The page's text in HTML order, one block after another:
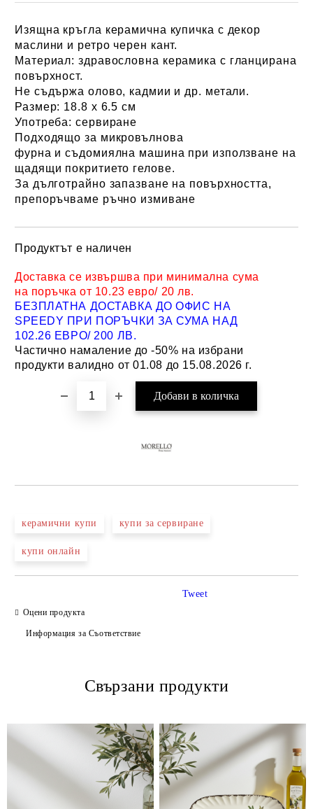
Изящна кръгла керамична купичка с декор
маслини и ретро черен кант.
Материал:здравословна керамика с гланцирана
повърхност.
Не съдържа олово, кадмии и др. метали.
Размер: 18.8 х 6.5 см
Употреба: сервиране
Подходящо за микровълнова
фурна и съдомиялна машина при използване на
щадящи покритието гелове.
За дълготрайно запазване на повърхността,
препоръчваме ръчно измиване
Продуктът е наличен
Доставка се извършва при минимална сума
на поръчка от 10.23 евро/ 20 лв.
БЕЗПЛАТНА ДОСТАВКА ДО ОФИС НА
SPEEDY ПРИ ПОРЪЧКИ ЗА СУМА НАД
102.26 ЕВРО/ 200 ЛВ.
Частично намаление до -50% на избрани
продукти валидно от 01.08 до 15.08.2026 г.
керамични купи купи за сервиране
купи онлайн
Оцени продукта
Информация за Съответствие
Tweet
Свързани продукти